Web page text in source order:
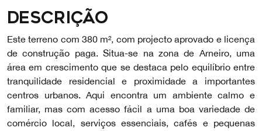
Descrição
Este terreno com 380 m², com projecto aprovado e licença
de construção paga. Situa-se na zona de Arneiro, uma
área em crescimento que se destaca pelo equilíbrio entre
tranquilidade residencial e proximidade a importantes
centros urbanos. Aqui encontra um ambiente calmo e
familiar, mas com acesso fácil a uma boa variedade de
comércio local, serviços essenciais, cafés e pequenas